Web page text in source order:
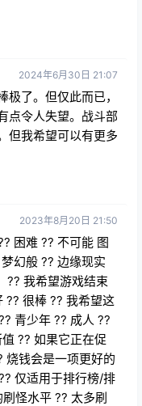
2024年6月30日 21:07
了。但仅此而已，
点令人失望。战斗部
但我希望可以有更多
2023年8月20日 21:50
困难 ?? 不可能 图
幻般 ?? 边缘现实
?? 我希望游戏结束
?? 很棒 ?? 我希望这
青少年 ?? 成人 ??
?? 如果它正在促
烧钱会是一项更好的
仅适用于排行榜/排
怪水平 ?? 太多刷